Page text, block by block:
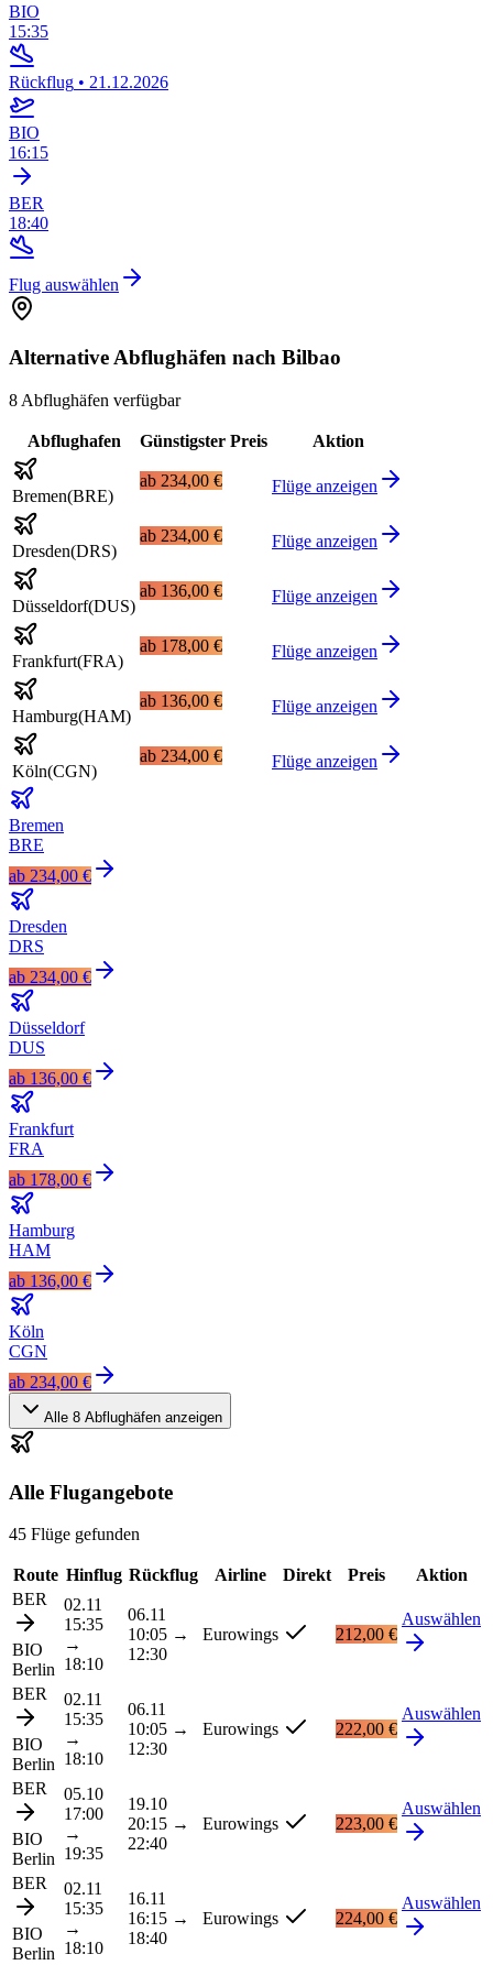
BIO
15:35
Rückflug • 21.12.2026
BIO
16:15
BER
18:40
Flug auswählen
Alternative Abflughäfen nach Bilbao
8 Abflughäfen verfügbar
Abflughafen Günstigster Preis Aktion
Bremen(BRE)
ab 234,00 € Flüge anzeigen
Dresden(DRS)
ab 234,00 € Flüge anzeigen
Düsseldorf(DUS)
ab 136,00 € Flüge anzeigen
Frankfurt(FRA)
ab 178,00 € Flüge anzeigen
Hamburg(HAM)
ab 136,00 € Flüge anzeigen
Köln(CGN)
ab 234,00 € Flüge anzeigen
Bremen
BRE
ab 234,00 €
Dresden
DRS
ab 234,00 €
Düsseldorf
DUS
ab 136,00 €
Frankfurt
FRA
ab 178,00 €
Hamburg
HAM
ab 136,00 €
Köln
CGN
ab 234,00 €
Alle 8 Abflughäfen anzeigen
Alle Flugangebote
45 Flüge gefunden
Route Hinflug Rückflug Airline Direkt Preis
Aktion
BER
BIO
Berlin
02.11
15:35
→
18:10
06.11
10:05 →
12:30
Eurowings 212,00 €
Auswählen
BER
BIO
Berlin
02.11
15:35
→
18:10
06.11
10:05 →
12:30
Eurowings 222,00 €
Auswählen
BER
BIO
Berlin
05.10
17:00
→
19:35
19.10
20:15 →
22:40
Eurowings 223,00 €
Auswählen
BER
BIO
Berlin
02.11
15:35
→
18:10
16.11
16:15 →
18:40
Eurowings 224,00 €
Auswählen